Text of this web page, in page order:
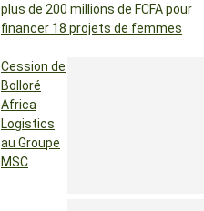
plus de 200 millions de FCFA pour
financer 18 projets de femmes
Cession de
Bolloré
Africa
Logistics
au Groupe
MSC